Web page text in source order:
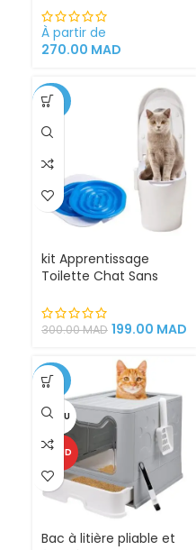
Cystite régime
médicalisé
À partir de
270.00 MAD
-34%
kit Apprentissage
Toilette Chat Sans
300.00MAD 199.00 MAD
-25%
VENDU
CHAUD
Bac à litière pliable et